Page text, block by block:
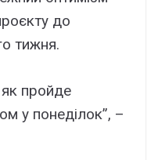
до
тижня.
як пройде
у понеділок”, –